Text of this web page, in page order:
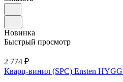
Новинка
Быстрый просмотр
2 774 ₽
Кварц-винил (SPC) Ensten